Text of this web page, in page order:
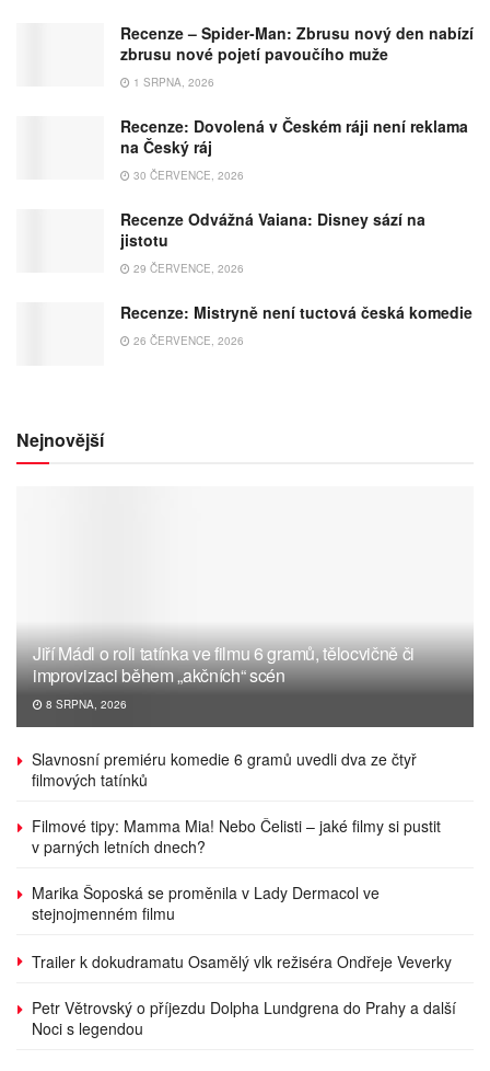
Recenze – Spider-Man: Zbrusu nový den nabízí
zbrusu nové pojetí pavoučího muže
1 SRPNA, 2026
Recenze: Dovolená v Českém ráji není reklama
na Český ráj
30 ČERVENCE, 2026
Recenze Odvážná Vaiana: Disney sází na
jistotu
29 ČERVENCE, 2026
Recenze: Mistryně není tuctová česká komedie
26 ČERVENCE, 2026
Nejnovější
Jiří Mádl o roli tatínka ve filmu 6 gramů, tělocvičně či
improvizaci během „akčních“ scén
8 SRPNA, 2026
Slavnosní premiéru komedie 6 gramů uvedli dva ze čtyř
filmových tatínků
Filmové tipy: Mamma Mia! Nebo Čelisti – jaké filmy si pustit
v parných letních dnech?
Marika Šoposká se proměnila v Lady Dermacol ve
stejnojmenném filmu
Trailer k dokudramatu Osamělý vlk režiséra Ondřeje Veverky
Petr Větrovský o příjezdu Dolpha Lundgrena do Prahy a další
Noci s legendou